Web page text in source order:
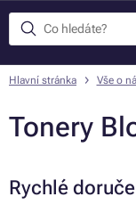
Hlavní stránka Vše o
Tonery
Rychlé